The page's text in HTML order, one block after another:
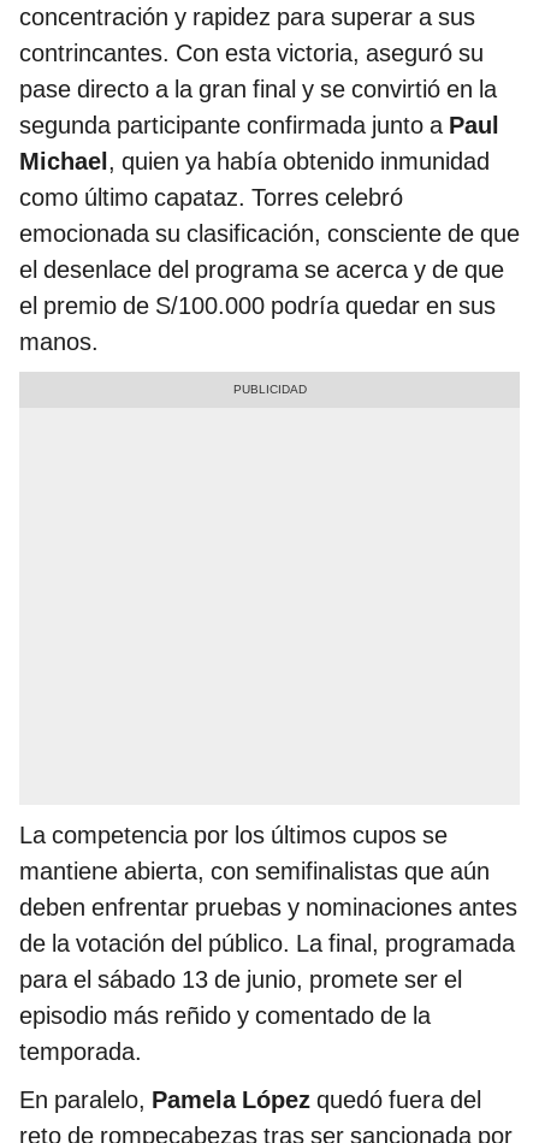
concentración y rapidez para superar a sus
contrincantes. Con esta victoria, aseguró su
pase directo a la gran final y se convirtió en la
segunda participante confirmada junto a Paul
Michael, quien ya había obtenido inmunidad
como último capataz. Torres celebró
emocionada su clasificación, consciente de que
el desenlace del programa se acerca y de que
el premio de S/100.000 podría quedar en sus
manos.
La competencia por los últimos cupos se
mantiene abierta, con semifinalistas que aún
deben enfrentar pruebas y nominaciones antes
de la votación del público. La final, programada
para el sábado 13 de junio, promete ser el
episodio más reñido y comentado de la
temporada.
En paralelo, Pamela López quedó fuera del
reto de rompecabezas tras ser sancionada por